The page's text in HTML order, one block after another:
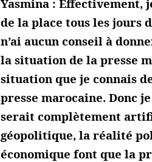
Yasmina :
de la place tous les jours
n’ai aucun conseil à
la situation de la presse
situation que je connais
presse marocaine. Donc
serait complètement
géopolitique, la réalité
économique font que la